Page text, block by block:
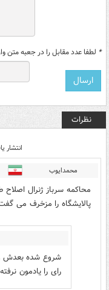
* لطفا عدد مقابل را در جعبه متن
نظرات
انتشار
محمدایوب
محاکمه سرباز ژنرال اصلاح
پالایشگاه را مزخرف می
شروع شده بعدش
رای را یادمون نرفته